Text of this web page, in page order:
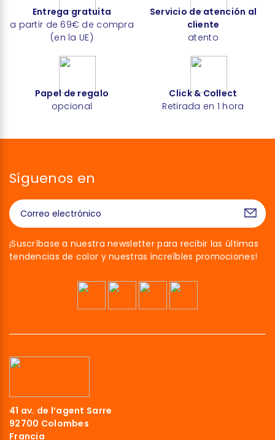
Entrega gratuita
a partir de 69€ de compra
(en la UE)
Servicio de atención al
cliente
atento
Papel de regalo
opcional
Click & Collect
Retirada en 1 hora
Síguenos en
¡Suscríbase a nuestra newsletter para recibir las últimas
tendencias de color y nuestras increíbles promociones!
41 av. de l’agent Sarre
92700 Colombes
Francia
Somos las cookies
Esperamos a asegurarnos de que estuvieras interesado en el